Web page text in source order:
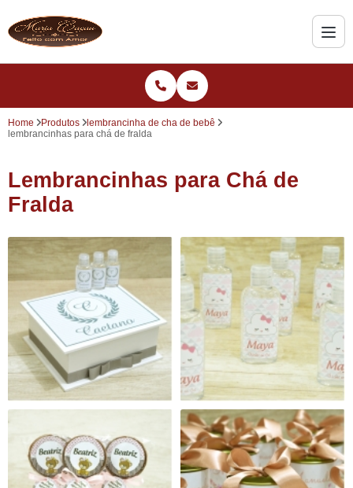
Home Produtos
lembrancinha de cha de bebê
lembrancinhas para chá de fralda
Lembrancinhas para Chá de
Fralda